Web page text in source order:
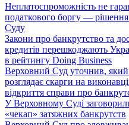
Неплатоспроможність не
податкового боргу —
Суду
Закони про банкрутство та
кредитів перешкоджають
в рейтингу Doing Business
Верховний Суд уточнив, який
розглядає скарги на
відкриття справи про
У Верховному Суді
«чекап» затяжних банкрутств